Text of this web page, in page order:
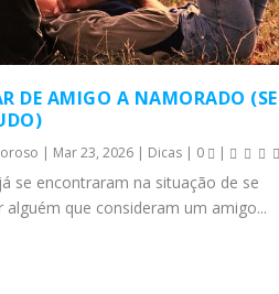
DE AMIGO A NAMORADO
| Mar 23, 2026 | Dicas | 0 |
se encontraram na situação de se
alguém que consideram um amigo...